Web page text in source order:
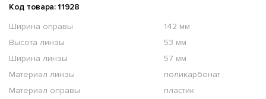
Код товара: 11928
Ширина оправы
142 мм
Высота линзы
53 мм
Ширина линзы
57 мм
Материал линзы
поликарбонат
Материал оправы
пластик